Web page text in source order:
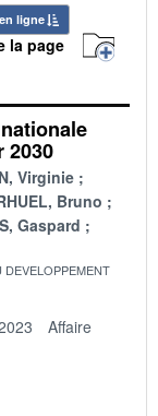
ligne
la page
2030
Virginie
Bruno
Gaspard
Affaire